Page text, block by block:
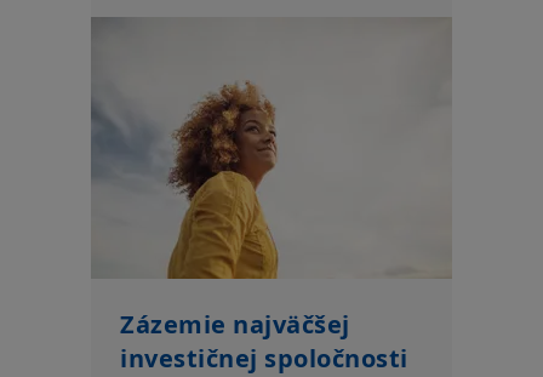
týmto webovým stránkam, ktoré nájdete v
Zázemie najväčšej
investičnej spoločnosti